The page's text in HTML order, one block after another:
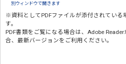
別ウィンドウで開きます
※資料としてPDFファイルが添付されている
す。
PDF書類をご覧になる場合は、 Adobe Reader
合、最新バージョンをご利用ください。